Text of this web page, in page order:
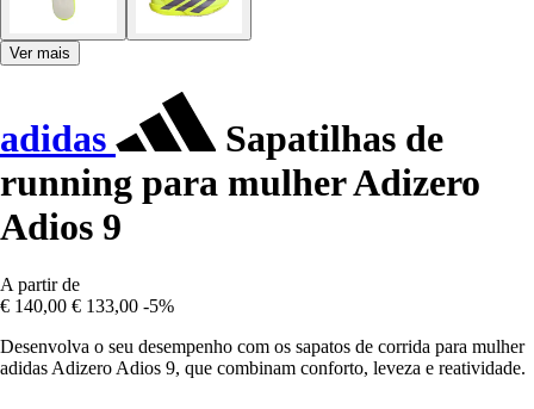
Ver mais
adidas
Sapatilhas de
running para mulher Adizero
Adios 9
A partir de
€ 140,00 € 133,00 -5%
Desenvolva o seu desempenho com os sapatos de corrida para mulher
adidas Adizero Adios 9, que combinam conforto, leveza e reatividade.